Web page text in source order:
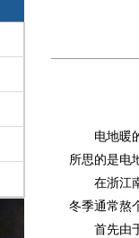
电地暖的
所思的是电
在浙江南
冬季通常熬
首先由